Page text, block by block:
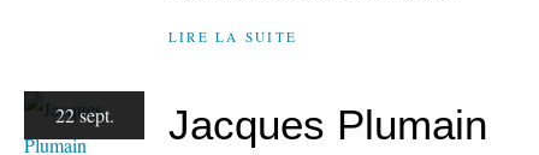
LIRE LA SUITE
22 sept. Jacques Plumain